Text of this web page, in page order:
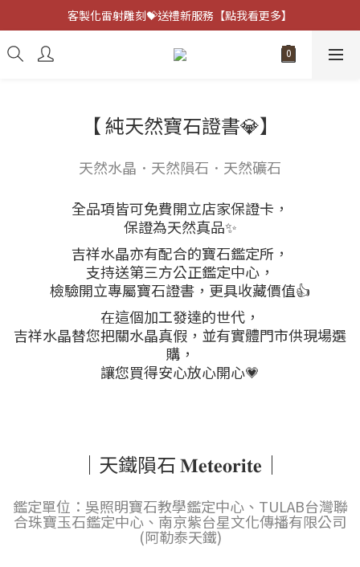
客製化雷射雕刻💝送禮新服務【點我看更多】
客製化雷射雕刻💝送禮新服務【點我看更多】
避邪防小人⚡指定黑曜石 任選兩件75折
【 純天然寶石證書💎】
天然水晶．天然隕石．天然礦石
全品項皆可免費開立店家保證卡，
保證為天然真品✨
吉祥水晶亦有配合的寶石鑑定所，
支持送第三方公正鑑定中心，
檢驗開立專屬寶石證書，更具收藏價值👍
在這個加工發達的世代，
吉祥水晶替您把關水晶真假，並有實體門市供現場選
購，
讓您買得安心放心開心💗
｜天鐵隕石 𝐌𝐞𝐭𝐞𝐨𝐫𝐢𝐭𝐞｜
鑑定單位：吳照明寶石教學鑑定中心、TULAB台灣聯
合珠寶玉石鑑定中心、南京紫台星文化傳播有限公司
(阿勒泰天鐵)